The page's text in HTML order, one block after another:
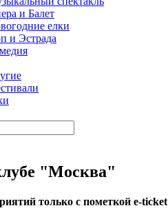
и Балет
елки
и Эстрада
"Москва"
только с пометкой e-ticket